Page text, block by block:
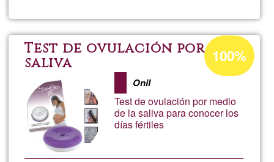
Alba
Test de ovulación por
saliva
Onil
Test de ovulación por medio
de la saliva para conocer los
días fértiles
Acceptance
percentage
100%